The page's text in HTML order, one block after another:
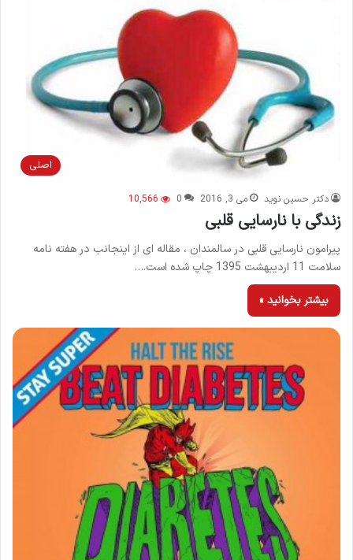
اصلی
دکتر حسین نوید می 3, 2016 0
10,566
زندگی با نارسایی قلبی
پیرامون نارسایی قلبی در سالمندان ، مقاله ای از اینجانب در هفته نامه
سلامت 11 اردیبهشت 1395 چاپ شده است.…
بیشتر بخوانید »